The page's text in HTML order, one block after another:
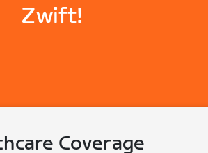
Zwift!
Coverage